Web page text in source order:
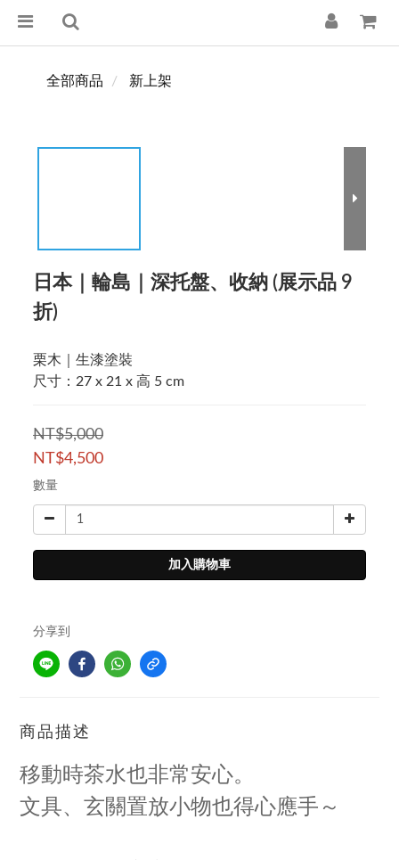
全部商品 新上架
日本｜輪島｜深托盤、收納 (展示品 9
折)
栗木｜生漆塗裝
尺寸：27 x 21 x 高 5 cm
NT$5,000
NT$4,500
數量
加入購物車
分享到
商品描述
移動時茶水也非常安心。
文具、玄關置放小物也得心應手～